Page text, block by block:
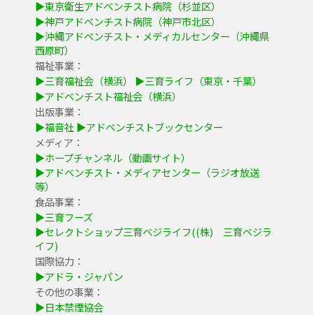
▶東京衛生アドベンチスト病院（杉並区）
▶神戸アドベンチスト病院（神戸市北区）
▶沖縄アドベンチスト・メディカルセンター（沖縄県
西原町）
福祉事業：
▶三育福祉会（横浜）
▶三育ライフ（東京・千葉）
▶アドベンチスト福祉会（横浜）
出版事業：
▶福音社▶アドベンチストブックセンター
メディア：
▶ホープチャンネル（動画サイト）
▶アドベンチスト・メディアセンター（ラジオ放送
等）
食品事業：
▶三育フーズ
▶セレクトショップ三育ベジライフ((株) 三育ベジラ
イフ)
国際協力：
▶アドラ・ジャパン
その他の事業：
▶日本禁煙協会